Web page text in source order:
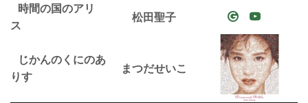
時間の国のアリ
ス
松田聖子
じかんのくにのあ
りす
まつだせいこ